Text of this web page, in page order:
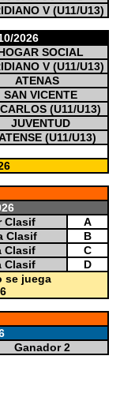
V (U11/U13)
2026
SOCIAL
V (U11/U13)
ATENAS
SAN VICENTE
(U11/U13)
JUVENTUD
(U11/U13)
Clasif
A
Clasif
B
Clasif
C
Clasif
D
se juega
Ganador 2